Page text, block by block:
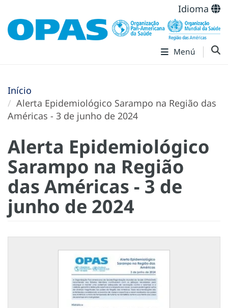
Idioma
Menú
Início
Alerta Epidemiológico Sarampo na Região das
Américas - 3 de junho de 2024
Alerta Epidemiológico
Sarampo na Região
das Américas - 3 de
junho de 2024